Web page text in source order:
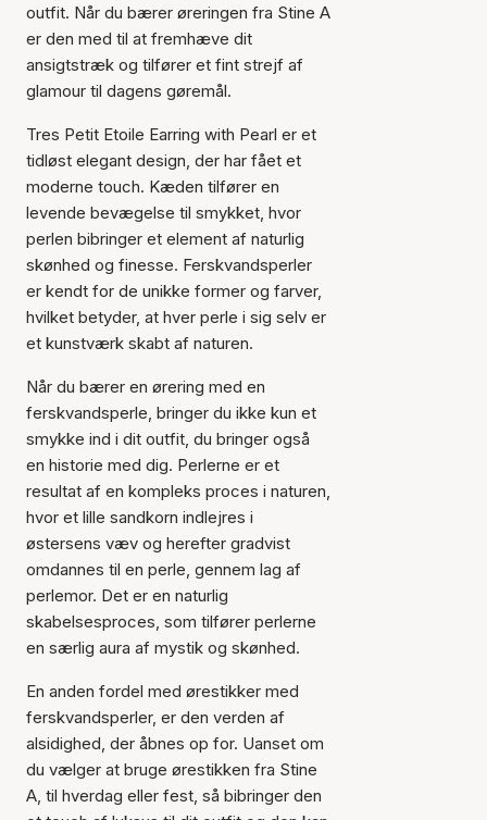
outfit. Når du bærer øreringen fra Stine A
er den med til at fremhæve dit
ansigtstræk og tilfører et fint strejf af
glamour til dagens gøremål.
Tres Petit Etoile Earring with Pearl er et
tidløst elegant design, der har fået et
moderne touch. Kæden tilfører en
levende bevægelse til smykket, hvor
perlen bibringer et element af naturlig
skønhed og finesse. Ferskvandsperler
er kendt for de unikke former og farver,
hvilket betyder, at hver perle i sig selv er
et kunstværk skabt af naturen.
Når du bærer en ørering med en
ferskvandsperle, bringer du ikke kun et
smykke ind i dit outfit, du bringer også
en historie med dig. Perlerne er et
resultat af en kompleks proces i naturen,
hvor et lille sandkorn indlejres i
østersens væv og herefter gradvist
omdannes til en perle, gennem lag af
perlemor. Det er en naturlig
skabelsesproces, som tilfører perlerne
en særlig aura af mystik og skønhed.
En anden fordel med ørestikker med
ferskvandsperler, er den verden af
alsidighed, der åbnes op for. Uanset om
du vælger at bruge ørestikken fra Stine
A, til hverdag eller fest, så bibringer den